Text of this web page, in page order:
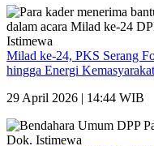
Milad ke-24, PKS Serang
hingga Energi
29 April 2026 | 14:44 WIB